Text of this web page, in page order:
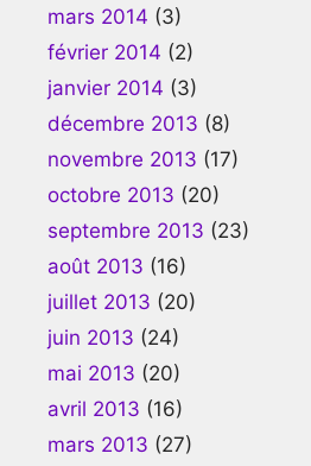
mars 2014 (3)
février 2014 (2)
janvier 2014 (3)
décembre 2013 (8)
novembre 2013 (17)
octobre 2013 (20)
septembre 2013 (23)
août 2013 (16)
juillet 2013 (20)
juin 2013 (24)
mai 2013 (20)
avril 2013 (16)
mars 2013 (27)